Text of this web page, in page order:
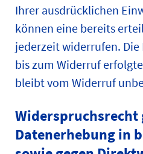
Ihrer ausdrücklichen
können eine bereits
jederzeit widerrufen.
bis zum Widerruf
bleibt vom Widerruf
Widerspruchsrecht
Datenerhebung in